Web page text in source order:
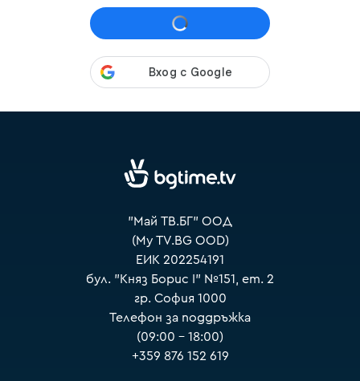
"Май ТВ.БГ" ООД
(My TV.BG OOD)
ЕИК 202254191
бул. "Княз Борис I" №151, ет. 2
гр. София 1000
Телефон за поддръжка
(09:00 – 18:00)
+359 876 152 619